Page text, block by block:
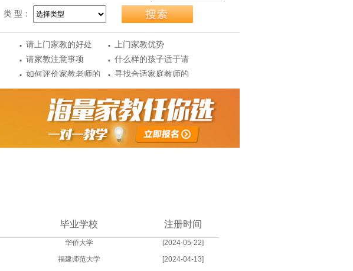
类 型：
· 请上门家教的好处 · 上门家教优势
· 请家教注意事项 · 什么样的孩子适于请
家教?
· 如何评价家教老师的
辅导效...
· 寻找合适家庭教师的
几大原...
· 请家教前应做以下几
点准备
· 聘用教师和大学生的
优缺点
请家教有哪些好处?
毕业学校 注册时间
华侨大学
[2024-05-22]
福建师范大学
[2024-04-13]